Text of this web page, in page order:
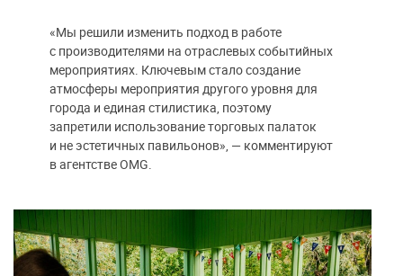
«Мы решили изменить подход в работе
с производителями на отраслевых событийных
мероприятиях. Ключевым стало создание
атмосферы мероприятия другого уровня для
города и единая стилистика, поэтому
запретили использование торговых палаток
и не эстетичных павильонов», — комментируют
в агентстве OMG.